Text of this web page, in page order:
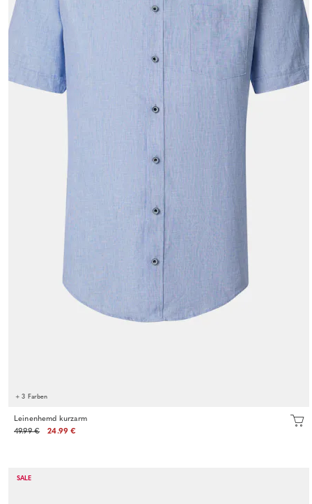
+ 3 Farben
Leinenhemd kurzarm
49.99 €
24.99 €
SALE